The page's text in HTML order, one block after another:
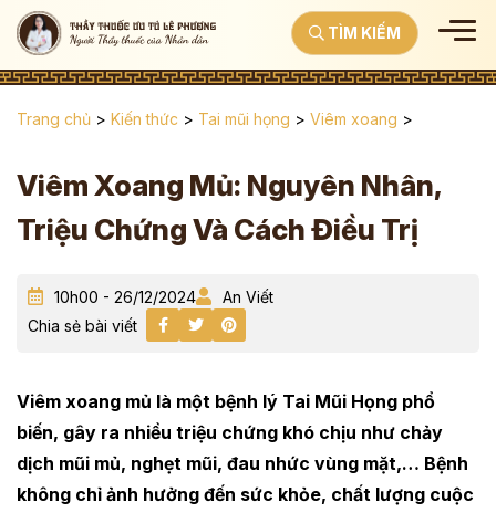
TÌM KIẾM
Trang chủ > Kiến thức > Tai mũi họng > Viêm xoang >
Viêm Xoang Mủ: Nguyên Nhân,
Triệu Chứng Và Cách Điều Trị
10h00 - 26/12/2024
An Viết
Chia sẻ bài viết
Viêm xoang mủ là một bệnh lý Tai Mũi Họng phổ
biến, gây ra nhiều triệu chứng khó chịu như chảy
dịch mũi mủ, nghẹt mũi, đau nhức vùng mặt,… Bệnh
không chỉ ảnh hưởng đến sức khỏe, chất lượng cuộc